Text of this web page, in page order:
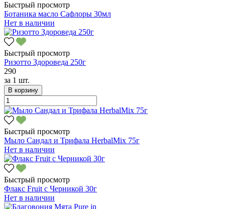
Быстрый просмотр
Ботаника масло Сафлоры 30мл
Нет в наличии
Быстрый просмотр
Ризотто Здороведа 250г
290
за 1 шт.
В корзину
Быстрый просмотр
Мыло Сандал и Трифала HerbalMix 75г
Нет в наличии
Быстрый просмотр
Флакс Fruit с Черникой 30г
Нет в наличии